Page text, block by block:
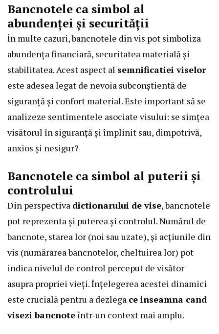
Bancnotele ca simbol al
abundenței și securității
În multe cazuri, bancnotele din vis pot simboliza
abundența financiară, securitatea materială și
stabilitatea. Acest aspect al semnificatiei viselor
este adesea legat de nevoia subconștientă de
siguranță și confort material. Este important să se
analizeze sentimentele asociate visului: se simțea
visătorul în siguranță și împlinit sau, dimpotrivă,
anxios și nesigur?
Bancnotele ca simbol al puterii și
controlului
Din perspectiva dictionarului de vise, bancnotele
pot reprezenta și puterea și controlul. Numărul de
bancnote, starea lor (noi sau uzate), și acțiunile din
vis (numărarea bancnotelor, cheltuirea lor) pot
indica nivelul de control perceput de visător
asupra propriei vieți. Înțelegerea acestei dinamici
este crucială pentru a dezlega ce inseamna cand
visezi bancnoteîntr-un context mai amplu.